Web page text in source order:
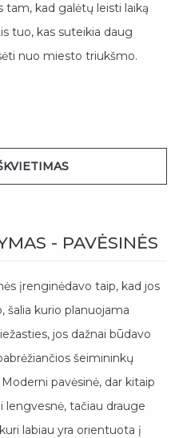
tam, kad galėtų leisti laiką
tuo, kas suteikia daug
nuo miesto triukšmo.
- PAVĖSINĖS
įrenginėdavo taip, kad jos
šalia kurio planuojama
jos dažnai būdavo
šeimininkų
pavėsinė, dar kitaip
lengvesnė, tačiau drauge
labiau yra orientuota į